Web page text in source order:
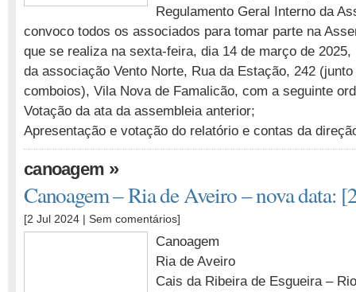
Regulamento Geral Interno da
convoco todos os associados para tomar parte na
que se realiza na sexta-feira, dia 14 de março de 2025,
da associação Vento Norte, Rua da Estação, 242
comboios), Vila Nova de Famalicão, com a seguinte
Votação da ata da assembleia anterior;
Apresentação e votação do relatório e contas da
canoagem »
Canoagem – Ria de Aveiro – nova data:
[2 Jul 2024 | Sem comentários]
Canoagem
Ria de Aveiro
Cais da Ribeira de Esgueira –